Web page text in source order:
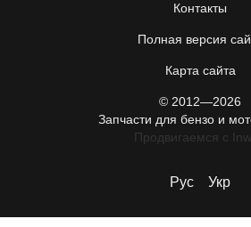
Контакты
Полная версия
Карта сайта
© 2012—2026
Запчасти для бензо и
Продвигаемся c
Рус Укр